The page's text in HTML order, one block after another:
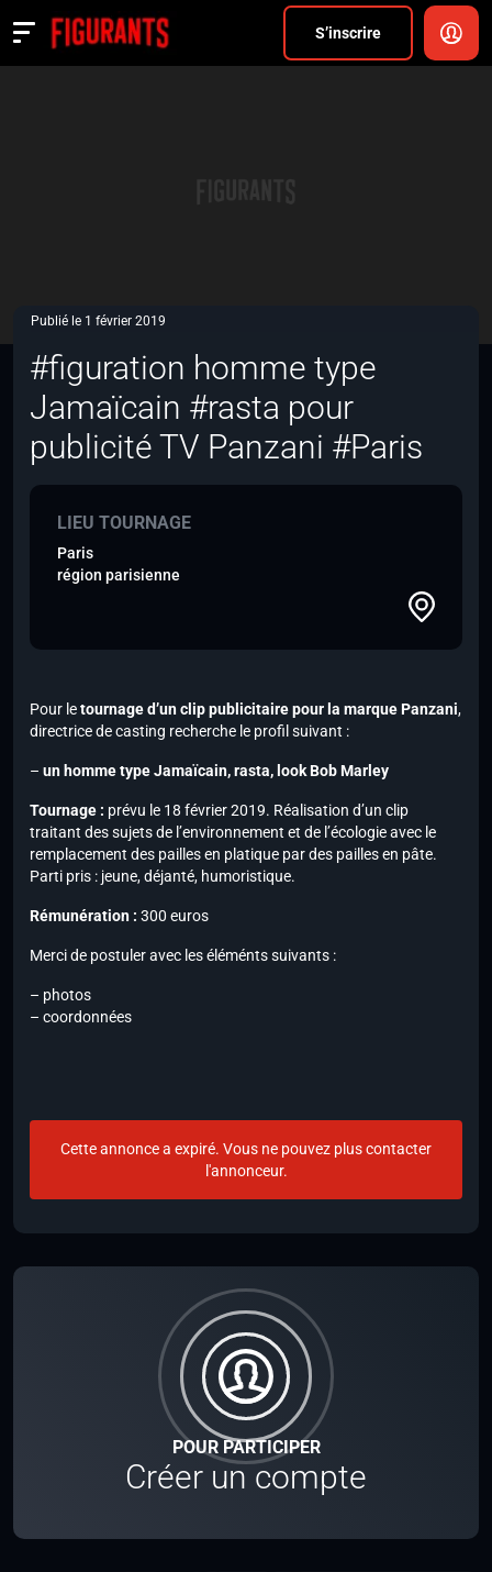
S’inscrire
Actualités
POUR PARTICIPER
Créer un compte
Publié le 1 février 2019
#figuration homme type
Jamaïcain #rasta pour
publicité TV Panzani #Paris
LIEU TOURNAGE
Paris
région parisienne
Pour letournage d’un clip publicitaire pour la marque Panzani,
directrice de casting recherche le profil suivant :
– un homme type Jamaïcain, rasta, look Bob Marley
Tournage : prévu le 18 février 2019. Réalisation d’un clip
traitant des sujets de l’environnement et de l’écologie avec le
remplacement des pailles en platique par des pailles en pâte.
Parti pris : jeune, déjanté, humoristique.
Rémunération : 300 euros
Merci de postuler avec les éléménts suivants :
– photos
– coordonnées
Cette annonce a expiré. Vous ne pouvez plus contacter
l'annonceur.